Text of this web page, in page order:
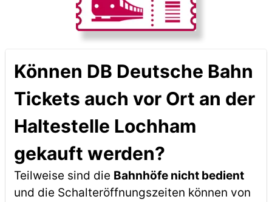
Können DB Deutsche Bahn
Tickets auch vor Ort an der
Haltestelle Lochham
gekauft werden?
Teilweise sind die Bahnhöfe nicht bedient
und die Schalteröffnungszeiten können von